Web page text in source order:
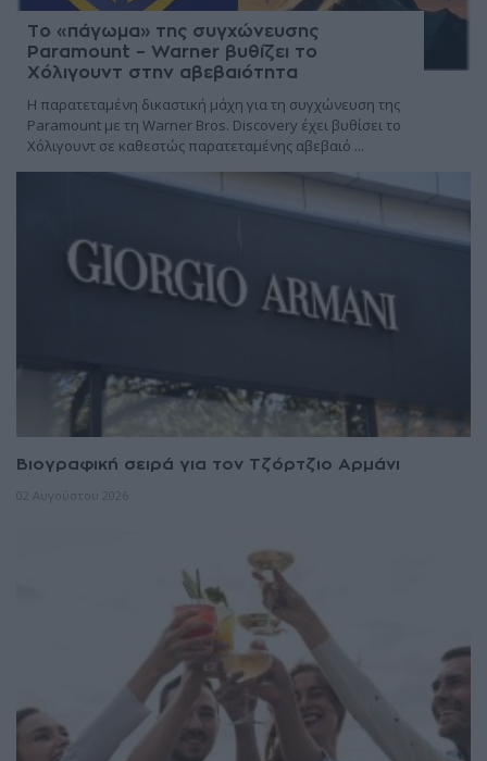
Το «πάγωμα» της συγχώνευσης
Paramount – Warner βυθίζει το
Χόλιγουντ στην αβεβαιότητα
Η παρατεταμένη δικαστική μάχη για τη συγχώνευση της
Paramount με τη Warner Bros. Discovery έχει βυθίσει το
Χόλιγουντ σε καθεστώς παρατεταμένης αβεβαιό ...
06 Αυγούστου 2026
Βιογραφική σειρά για τον Τζόρτζιο Αρμάνι
02 Αυγούστου 2026